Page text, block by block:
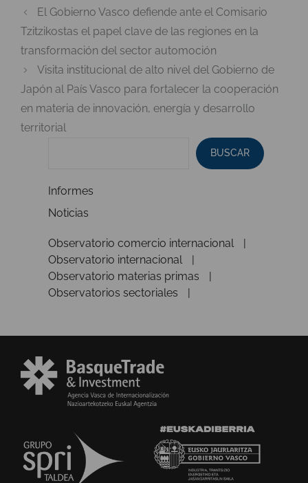
El Gobierno Vasco defiende ante el Comisario
Tzitzikostas el papel clave de las regiones en la
transformación del sector automoción
Visita institucional de alto nivel del Gobierno de
Japón al País Vasco para fortalecer la cooperación
en materia de innovación, energía y desarrollo
territorial
BUSCAR
Informes
Noticias
Observatorio comercio internacional
Observatorio internacional
Observatorio materias primas
Observatorios sectoriales